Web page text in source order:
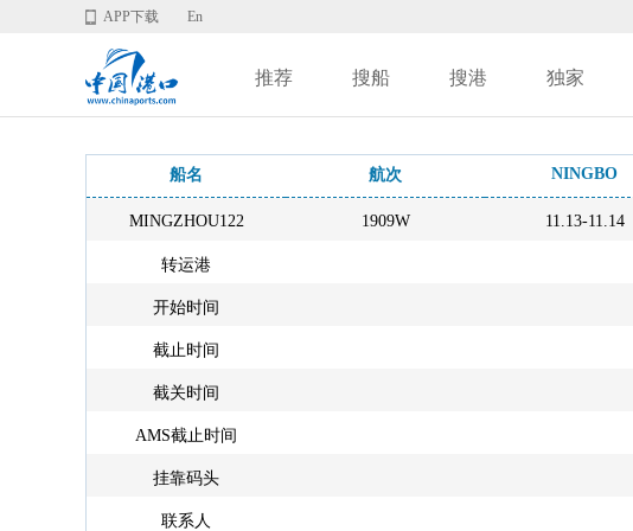
APP下载 En
推荐 搜船 搜港 独家
船名 航次 NINGBO
MINGZHOU122 1909W 11.13-11.14
转运港
开始时间
截止时间
截关时间
AMS截止时间
挂靠码头
联系人